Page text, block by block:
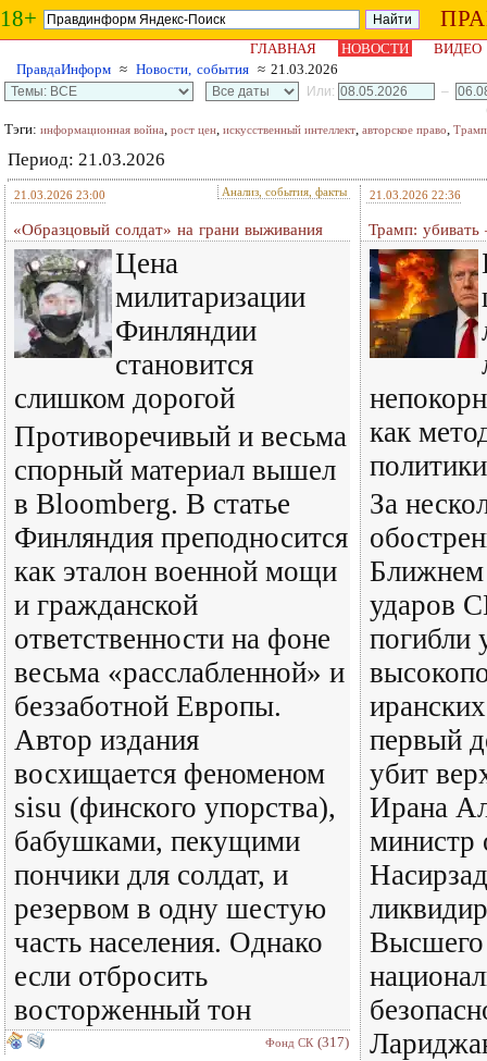
18+
ГЛАВНАЯ НОВОСТИ
ВИДЕО
ПравдаИнформ ≈ Новости, события ≈ 21.03.2026
Или:
–
Тэги: информационная война, рост цен, искусственный интеллект, авторское право, Трамп
Период: 21.03.2026
21.03.2026 23:00 Анализ, события, факты
«Образцовый солдат» на грани выживания
Цена
милитаризации
Финляндии
становится
слишком дорогой
Противоречивый и весьма
спорный материал вышел
в Bloomberg. В статье
Финляндия преподносится
как эталон военной мощи
и гражданской
ответственности на фоне
весьма «расслабленной» и
беззаботной Европы.
Автор издания
восхищается феноменом
sisu (финского упорства),
бабушками, пекущими
пончики для солдат, и
резервом в одну шестую
часть населения. Однако
если отбросить
восторженный тон
Фонд СК (317)
21.03.2026 22:36
Трамп: убивать
как
За
Ближнем
ударов
погибли
первый
убит
Ирана
министр
Высшего